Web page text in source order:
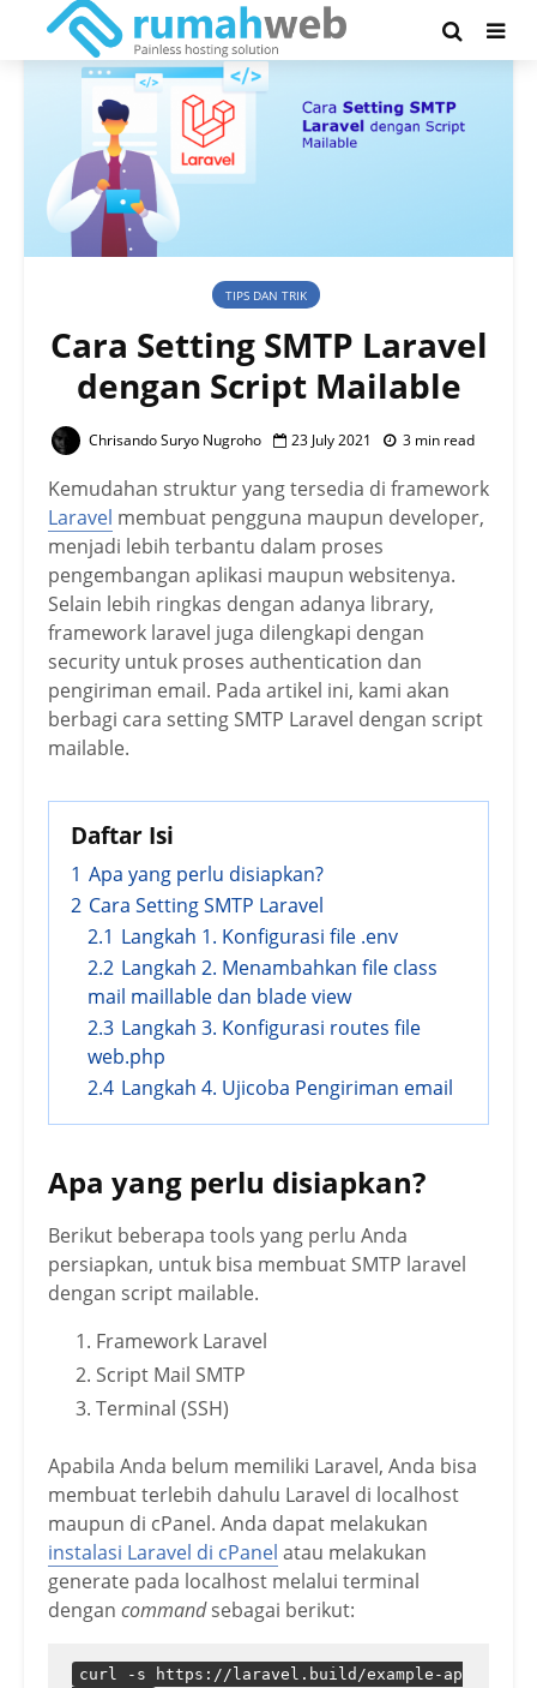
TIPS DAN TRIK
Cara Setting SMTP Laravel
dengan Script Mailable
Chrisando Suryo Nugroho 23 July 2021 3 min read
Kemudahan struktur yang tersedia di framework
Laravel membuat pengguna maupun developer,
menjadi lebih terbantu dalam proses
pengembangan aplikasi maupun websitenya.
Selain lebih ringkas dengan adanya library,
framework laravel juga dilengkapi dengan
security untuk proses authentication dan
pengiriman email. Pada artikel ini, kami akan
berbagi cara setting SMTP Laravel dengan script
mailable.
Daftar Isi
1 Apa yang perlu disiapkan?
2 Cara Setting SMTP Laravel
2.1 Langkah 1. Konfigurasi file .env
2.2 Langkah 2. Menambahkan file class
mail maillable dan blade view
2.3 Langkah 3. Konfigurasi routes file
web.php
2.4 Langkah 4. Ujicoba Pengiriman email
Apa yang perlu disiapkan?
Berikut beberapa tools yang perlu Anda
persiapkan, untuk bisa membuat SMTP laravel
dengan script mailable.
Framework Laravel
Script Mail SMTP
Terminal (SSH)
Apabila Anda belum memiliki Laravel, Anda bisa
membuat terlebih dahulu Laravel di localhost
maupun di cPanel. Anda dapat melakukan
instalasi Laravel di cPanel atau melakukan
generate pada localhost melalui terminal
dengan commandsebagai berikut:
curl -s https://laravel.build/example-ap